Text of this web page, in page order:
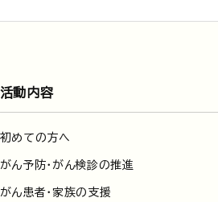
活動内容
初めての方へ
がん予防・がん検診の推進
がん患者・家族の支援